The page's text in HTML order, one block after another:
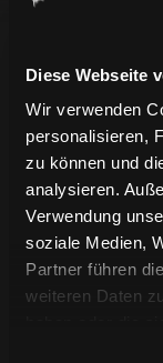
Diese Webseite
Wir verwenden
personalisieren,
zu können und
analysieren.
Verwendung
soziale Medien,
Partner führen
weiteren Daten